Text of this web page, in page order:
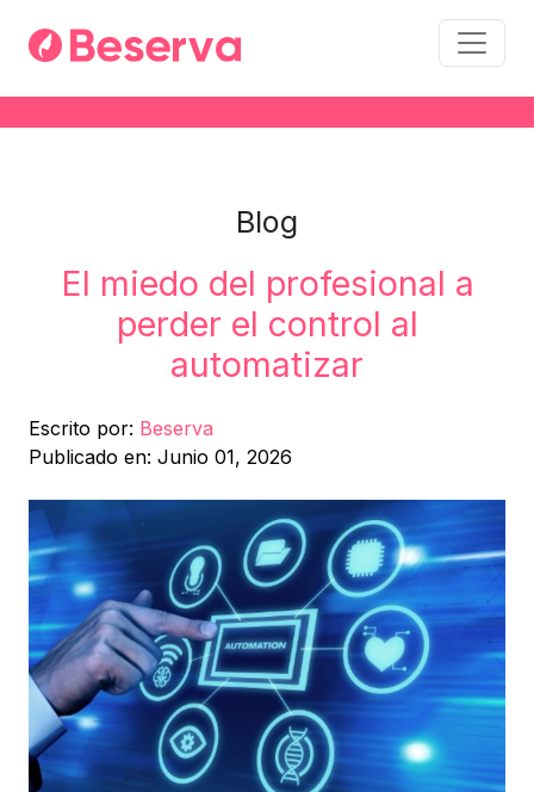
Blog
El miedo del profesional a
perder el control al
automatizar
Escrito por: Beserva
Publicado en: Junio 01, 2026